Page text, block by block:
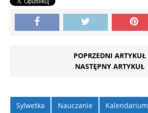
POPRZEDNI ARTYKUŁ
NASTĘPNY ARTYKUŁ
Sylwetka Nauczanie Kalendarium